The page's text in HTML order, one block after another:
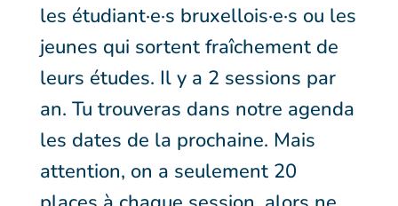
les étudiant·e·s bruxellois·e·s ou les
jeunes qui sortent fraîchement de
leurs études. Il y a 2 sessions par
an. Tu trouveras dans notre agenda
les dates de la prochaine. Mais
attention, on a seulement 20